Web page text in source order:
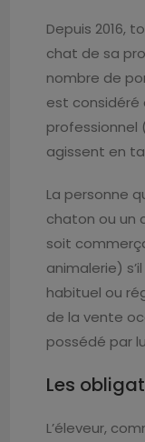
Depuis 2016,
chat de sa
nombre de
est considéré
professionnel
agissent en
La personne
chaton ou un
soit
animalerie)
habituel ou
de la vente
possédé par
Les
L’éleveur,